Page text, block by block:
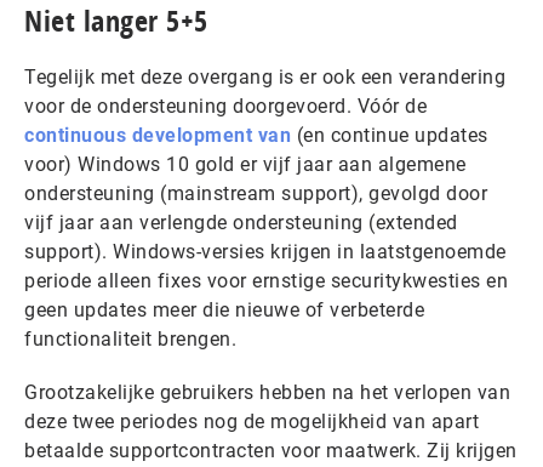
Niet langer 5+5
Tegelijk met deze overgang is er ook een verandering
voor de ondersteuning doorgevoerd. Vóór de
continuous development van (en continue updates
voor) Windows 10 gold er vijf jaar aan algemene
ondersteuning (mainstream support), gevolgd door
vijf jaar aan verlengde ondersteuning (extended
support). Windows-versies krijgen in laatstgenoemde
periode alleen fixes voor ernstige securitykwesties en
geen updates meer die nieuwe of verbeterde
functionaliteit brengen.
Grootzakelijke gebruikers hebben na het verlopen van
deze twee periodes nog de mogelijkheid van apart
betaalde supportcontracten voor maatwerk. Zij krijgen